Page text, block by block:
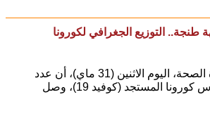
بجهة طنجة.. التوزيع الجغرافي لكورونا
طنجاوي كشفت وزارة الصحة، اليوم الاثنين (31 ماي)، أن عدد
المستجد (كوفيد 19)، وصل